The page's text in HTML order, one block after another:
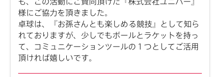
様にご協力​を頂きました。​
卓球は、『お孫さんとも楽しめる競技』として知ら
れておりますが、少しでもボールとラケットを持っ
て、コミュニケー​ションツールの１つとしてご活用
頂ければ嬉しいです。​